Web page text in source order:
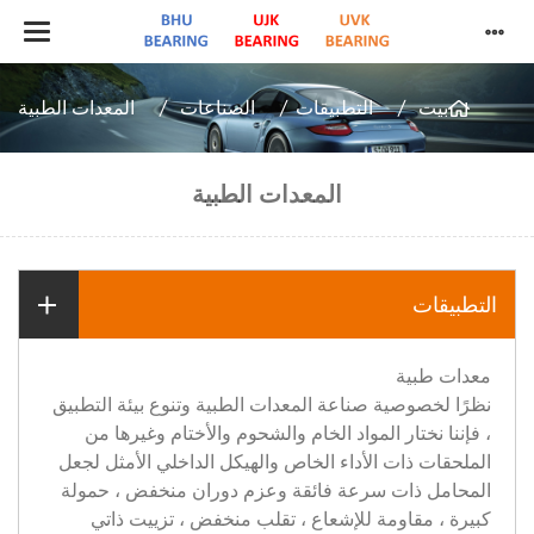
بيت التطبيقات الصناعات المعدات الطبية
المعدات الطبية
التطبيقات
معدات طبية
نظرًا لخصوصية صناعة المعدات الطبية وتنوع بيئة التطبيق
، فإننا نختار المواد الخام والشحوم والأختام وغيرها من
الملحقات ذات الأداء الخاص والهيكل الداخلي الأمثل لجعل
المحامل ذات سرعة فائقة وعزم دوران منخفض ، حمولة
كبيرة ، مقاومة للإشعاع ، تقلب منخفض ، تزييت ذاتي